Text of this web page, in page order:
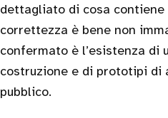
dettagliato di cosa contiene
correttezza è bene non
confermato è l’esistenza di
costruzione e di prototipi di
pubblico.